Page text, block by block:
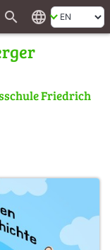
search language
Friedrich